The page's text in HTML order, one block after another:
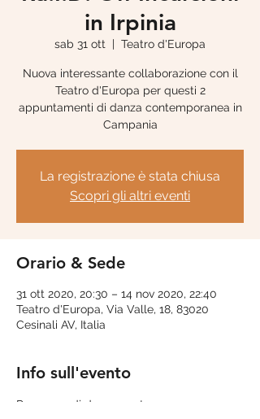
in Irpinia
sab 31 ott
  |
Teatro d'Europa
Nuova interessante collaborazione con il
Teatro d'Europa per questi 2
appuntamenti di danza contemporanea in
Campania
La registrazione è stata chiusa
Scopri gli altri eventi
Orario & Sede
31 ott 2020, 20:30 – 14 nov 2020, 22:40
Teatro d'Europa, Via Valle, 18, 83020
Cesinali AV, Italia
Info sull'evento
Rassegna di danza contemporanea con